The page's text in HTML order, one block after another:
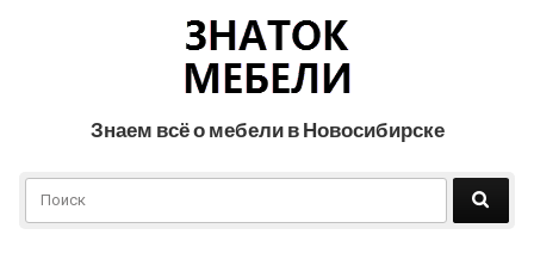
Знаем всё о мебели в Новосибирске